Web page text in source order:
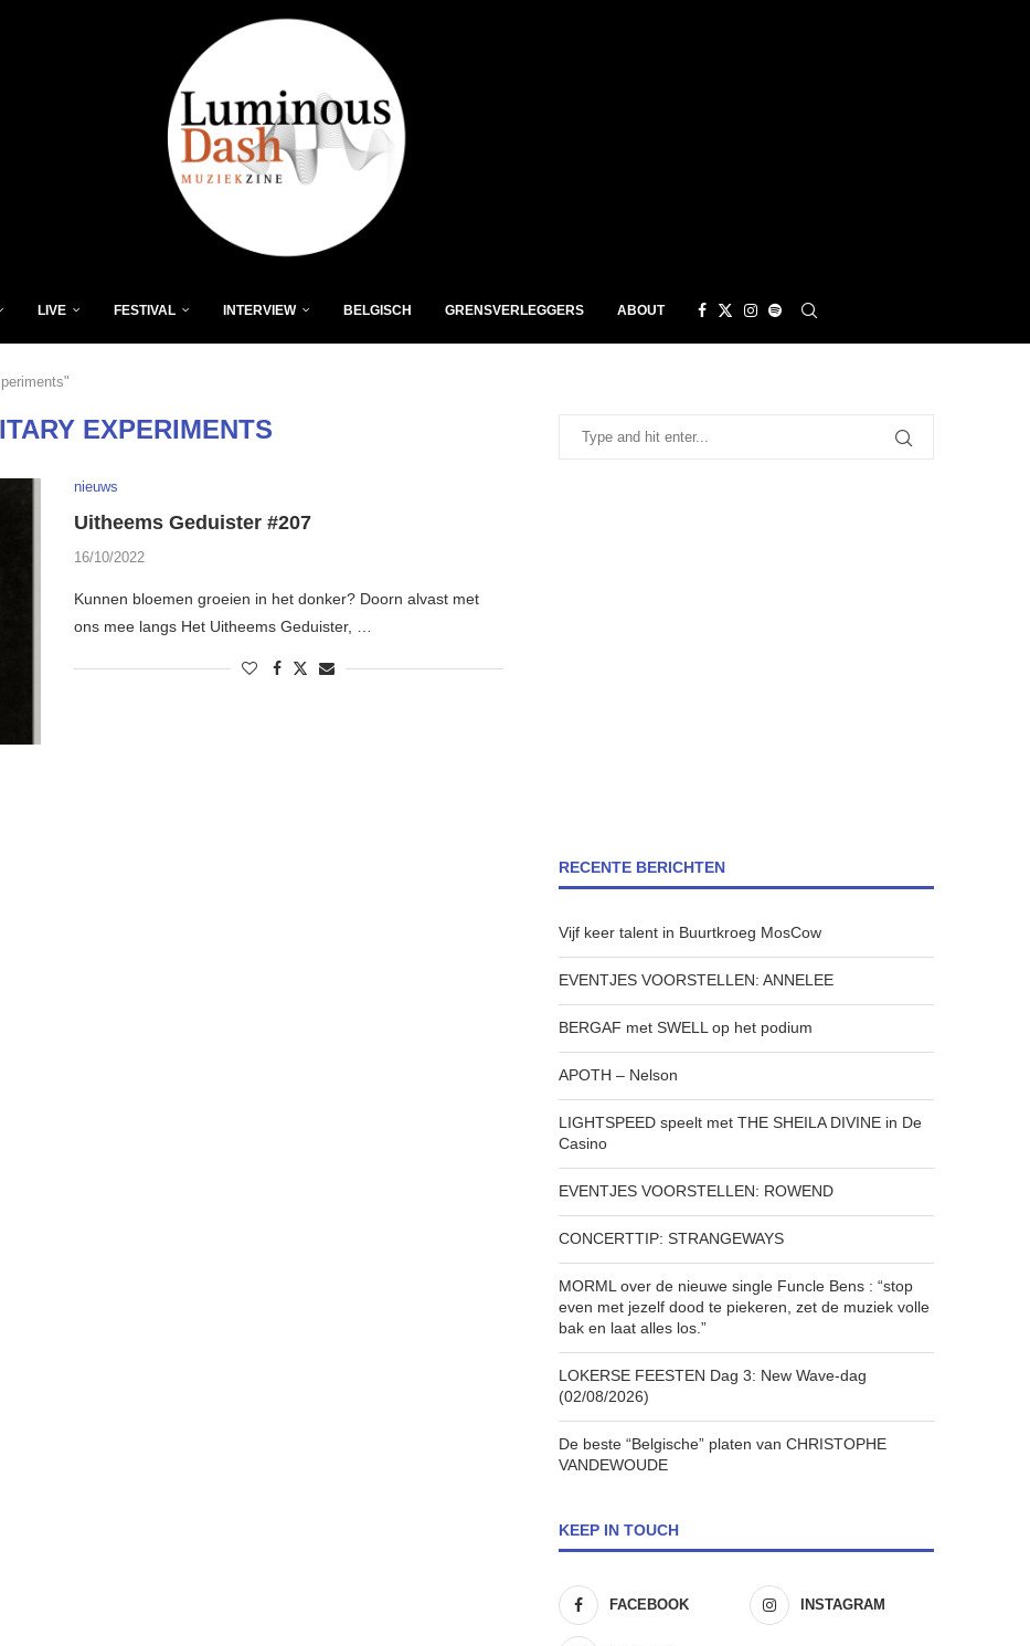
LIVE FESTIVAL INTERVIEW BELGISCH GRENSVERLEGGERS ABOUT
EXPERIMENTS
nieuws
Uitheems Geduister #207
16/10/2022
Kunnen bloemen groeien in het donker? Doorn alvast met
ons mee langs Het Uitheems Geduister, …
RECENTE BERICHTEN
Vijf keer talent in Buurtkroeg MosCow
EVENTJES VOORSTELLEN: ANNELEE
BERGAF met SWELL op het podium
APOTH – Nelson
LIGHTSPEED speelt met THE SHEILA DIVINE in De
Casino
EVENTJES VOORSTELLEN: ROWEND
CONCERTTIP: STRANGEWAYS
MORML over de nieuwe single Funcle Bens : “stop
even met jezelf dood te piekeren, zet de muziek volle
bak en laat alles los.”
LOKERSE FEESTEN Dag 3: New Wave-dag
(02/08/2026)
De beste “Belgische” platen van CHRISTOPHE
VANDEWOUDE
KEEP IN TOUCH
FACEBOOK INSTAGRAM